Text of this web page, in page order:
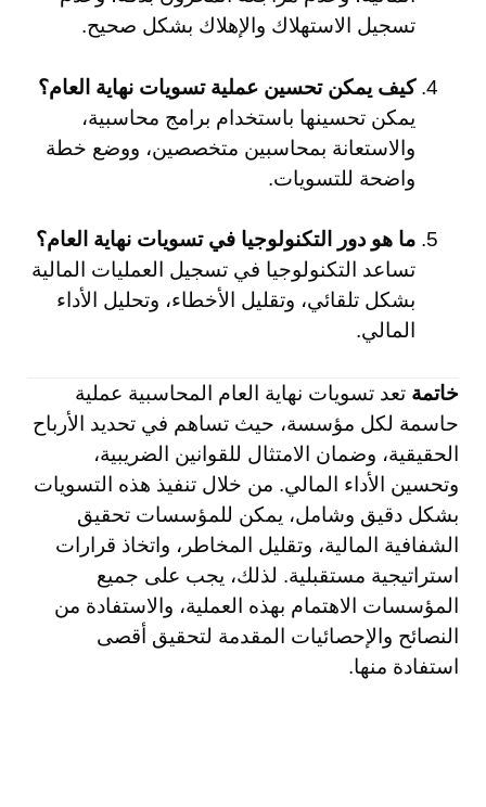
تسجيل الاستهلاك والإهلاك بشكل صحيح.
كيف يمكن تحسين عملية تسويات نهاية العام؟
يمكن تحسينها باستخدام برامج محاسبية،
والاستعانة بمحاسبين متخصصين، ووضع خطة
واضحة للتسويات.
ما هو دور التكنولوجيا في تسويات نهاية العام؟
تساعد التكنولوجيا في تسجيل العمليات المالية
بشكل تلقائي، وتقليل الأخطاء، وتحليل الأداء
المالي.
خاتمة تعد تسويات نهاية العام المحاسبية عملية
حاسمة لكل مؤسسة، حيث تساهم في تحديد الأرباح
الحقيقية، وضمان الامتثال للقوانين الضريبية،
وتحسين الأداء المالي. من خلال تنفيذ هذه التسويات
بشكل دقيق وشامل، يمكن للمؤسسات تحقيق
الشفافية المالية، وتقليل المخاطر، واتخاذ قرارات
استراتيجية مستقبلية. لذلك، يجب على جميع
المؤسسات الاهتمام بهذه العملية، والاستفادة من
النصائح والإحصائيات المقدمة لتحقيق أقصى
استفادة منها.